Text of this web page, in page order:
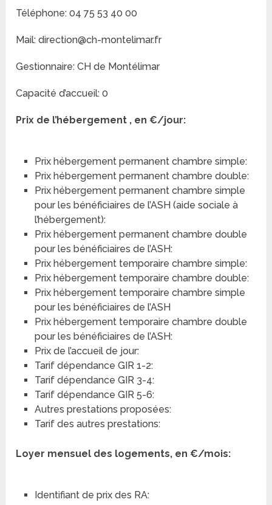
Téléphone: 04 75 53 40 00
Mail: direction@ch-montelimar.fr
Gestionnaire: CH de Montélimar
Capacité d’accueil: 0
Prix de l’hébergement , en €/jour:
Prix hébergement permanent chambre simple:
Prix hébergement permanent chambre double:
Prix hébergement permanent chambre simple
pour les bénéficiaires de l’ASH (aide sociale à
l’hébergement):
Prix hébergement permanent chambre double
pour les bénéficiaires de l’ASH:
Prix hébergement temporaire chambre simple:
Prix hébergement temporaire chambre double:
Prix hébergement temporaire chambre simple
pour les bénéficiaires de l’ASH
Prix hébergement temporaire chambre double
pour les bénéficiaires de l’ASH:
Prix de l’accueil de jour:
Tarif dépendance GIR 1-2:
Tarif dépendance GIR 3-4:
Tarif dépendance GIR 5-6:
Autres prestations proposées:
Tarif des autres prestations:
Loyer mensuel des logements, en €/mois:
Identifiant de prix des RA: